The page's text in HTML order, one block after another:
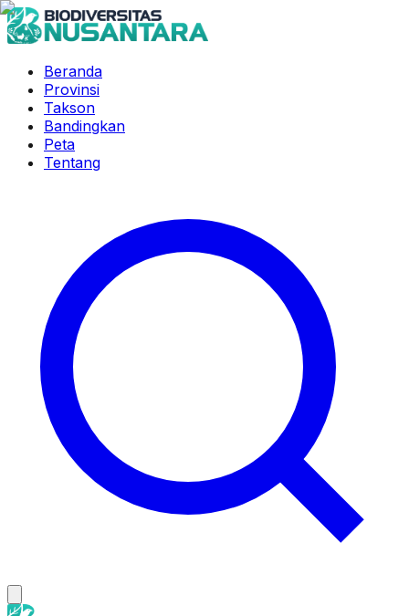
Beranda
Provinsi
Takson
Bandingkan
Peta
Tentang